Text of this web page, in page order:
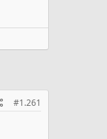
#1.261